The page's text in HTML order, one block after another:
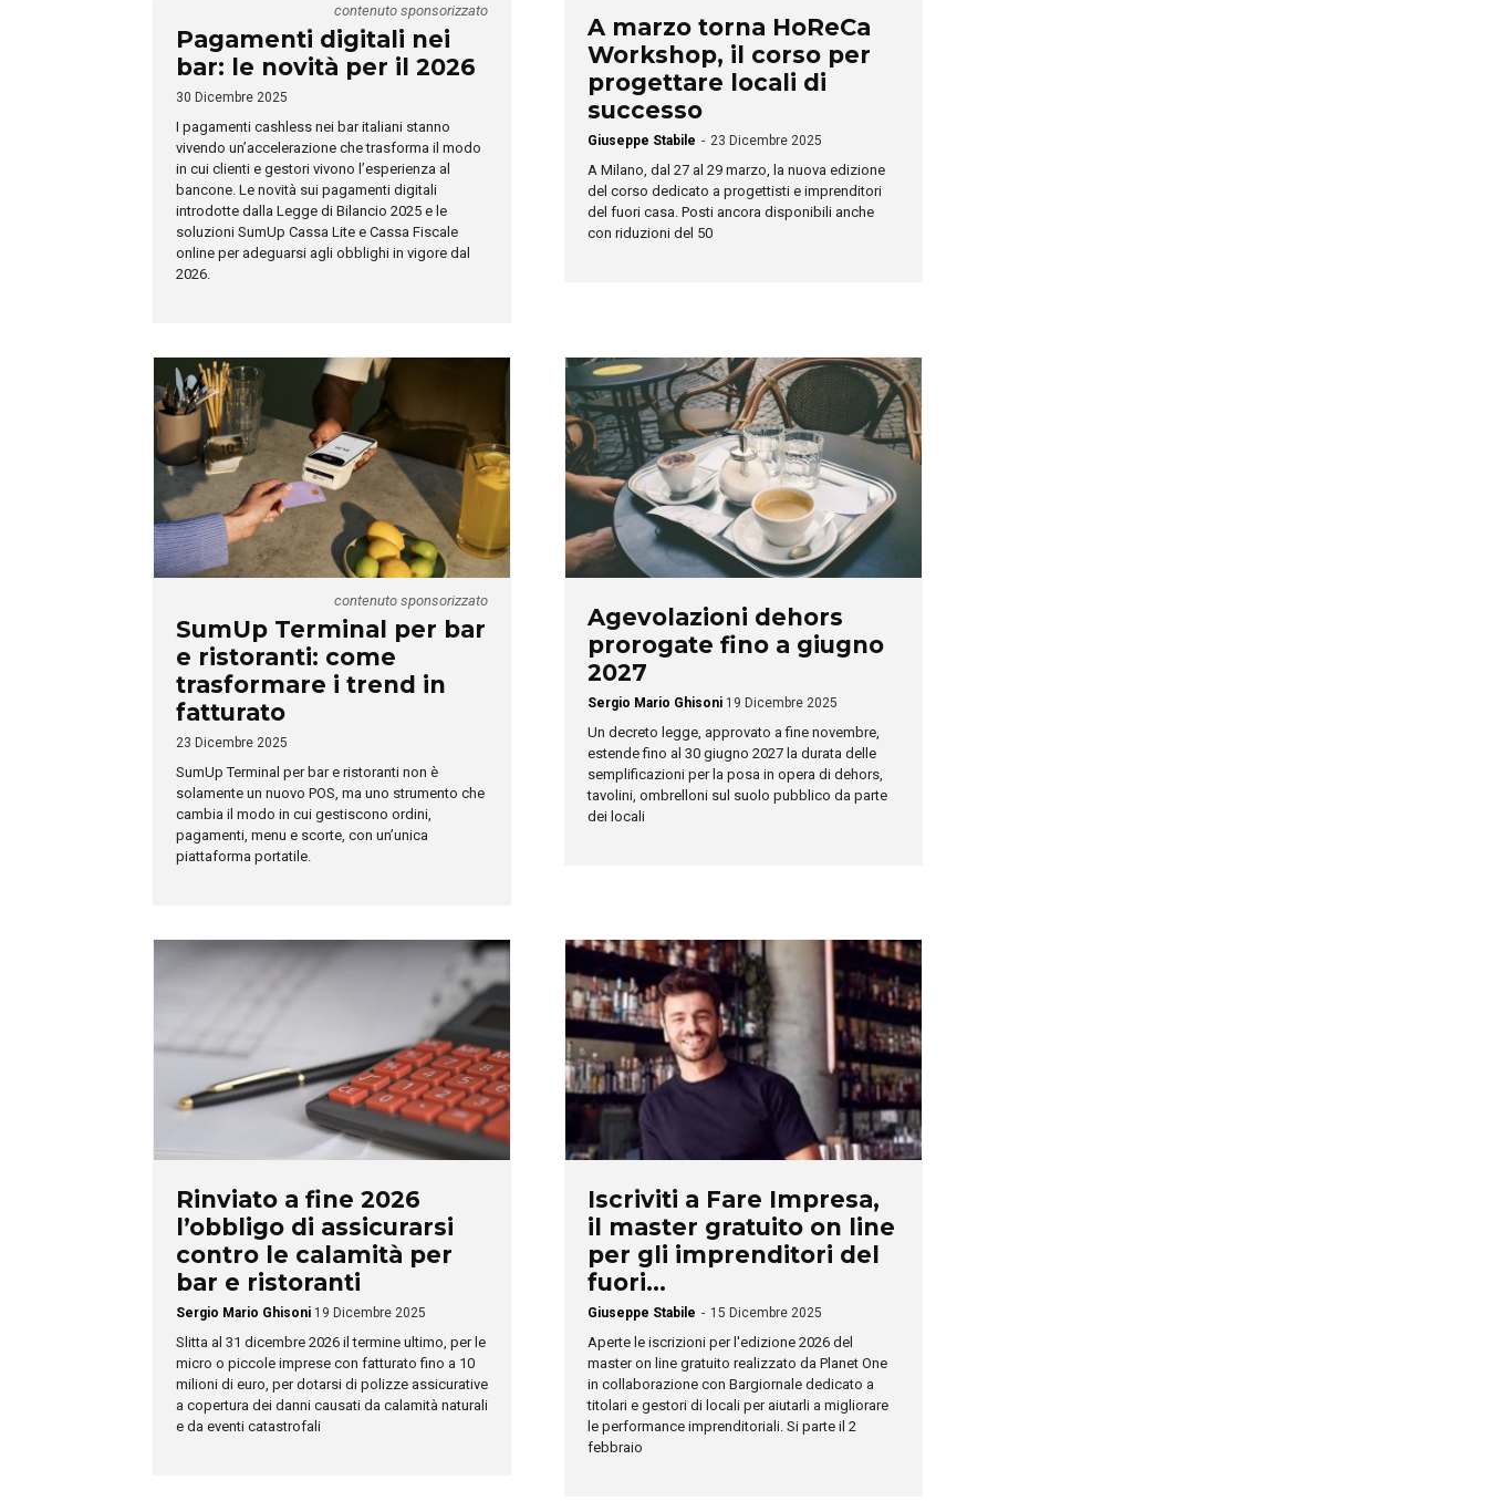
contenuto sponsorizzato
Pagamenti digitali nei
bar: le novità per il 2026
30 Dicembre 2025
I pagamenti cashless nei bar italiani stanno
vivendo un’accelerazione che trasforma il modo
in cui clienti e gestori vivono l’esperienza al
bancone. Le novità sui pagamenti digitali
introdotte dalla Legge di Bilancio 2025 e le
soluzioni SumUp Cassa Lite e Cassa Fiscale
online per adeguarsi agli obblighi in vigore dal
2026.
A marzo torna HoReCa
Workshop, il corso per
progettare locali di
successo
Giuseppe Stabile - 23 Dicembre 2025
A Milano, dal 27 al 29 marzo, la nuova edizione
del corso dedicato a progettisti e imprenditori
del fuori casa. Posti ancora disponibili anche
con riduzioni del 50
contenuto sponsorizzato
SumUp Terminal per bar
e ristoranti: come
trasformare i trend in
fatturato
23 Dicembre 2025
SumUp Terminal per bar e ristoranti non è
solamente un nuovo POS, ma uno strumento che
cambia il modo in cui gestiscono ordini,
pagamenti, menu e scorte, con un’unica
piattaforma portatile.
Agevolazioni dehors
prorogate fino a giugno
2027
Sergio Mario Ghisoni 19 Dicembre 2025
Un decreto legge, approvato a fine novembre,
estende fino al 30 giugno 2027 la durata delle
semplificazioni per la posa in opera di dehors,
tavolini, ombrelloni sul suolo pubblico da parte
dei locali
Rinviato a fine 2026
l’obbligo di assicurarsi
contro le calamità per
bar e ristoranti
Sergio Mario Ghisoni 19 Dicembre 2025
Slitta al 31 dicembre 2026 il termine ultimo, per le
micro o piccole imprese con fatturato fino a 10
milioni di euro, per dotarsi di polizze assicurative
a copertura dei danni causati da calamità naturali
e da eventi catastrofali
Iscriviti a Fare Impresa,
il master gratuito on line
per gli imprenditori del
fuori...
Giuseppe Stabile - 15 Dicembre 2025
Aperte le iscrizioni per l'edizione 2026 del
master on line gratuito realizzato da Planet One
in collaborazione con Bargiornale dedicato a
titolari e gestori di locali per aiutarli a migliorare
le performance imprenditoriali. Si parte il 2
febbraio